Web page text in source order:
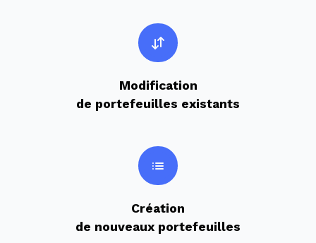
Modification
de portefeuilles existants
Création
de nouveaux portefeuilles